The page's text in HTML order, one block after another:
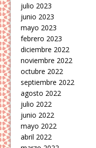
julio 2023
junio 2023
mayo 2023
febrero 2023
diciembre 2022
noviembre 2022
octubre 2022
septiembre 2022
agosto 2022
julio 2022
junio 2022
mayo 2022
abril 2022